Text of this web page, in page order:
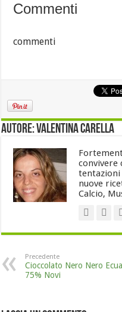
Commenti
commenti
Autore: Valentina Carella
convivere
tentazioni
nuove
Calcio,
Precedente
Cioccolato Nero Nero
75% Novi